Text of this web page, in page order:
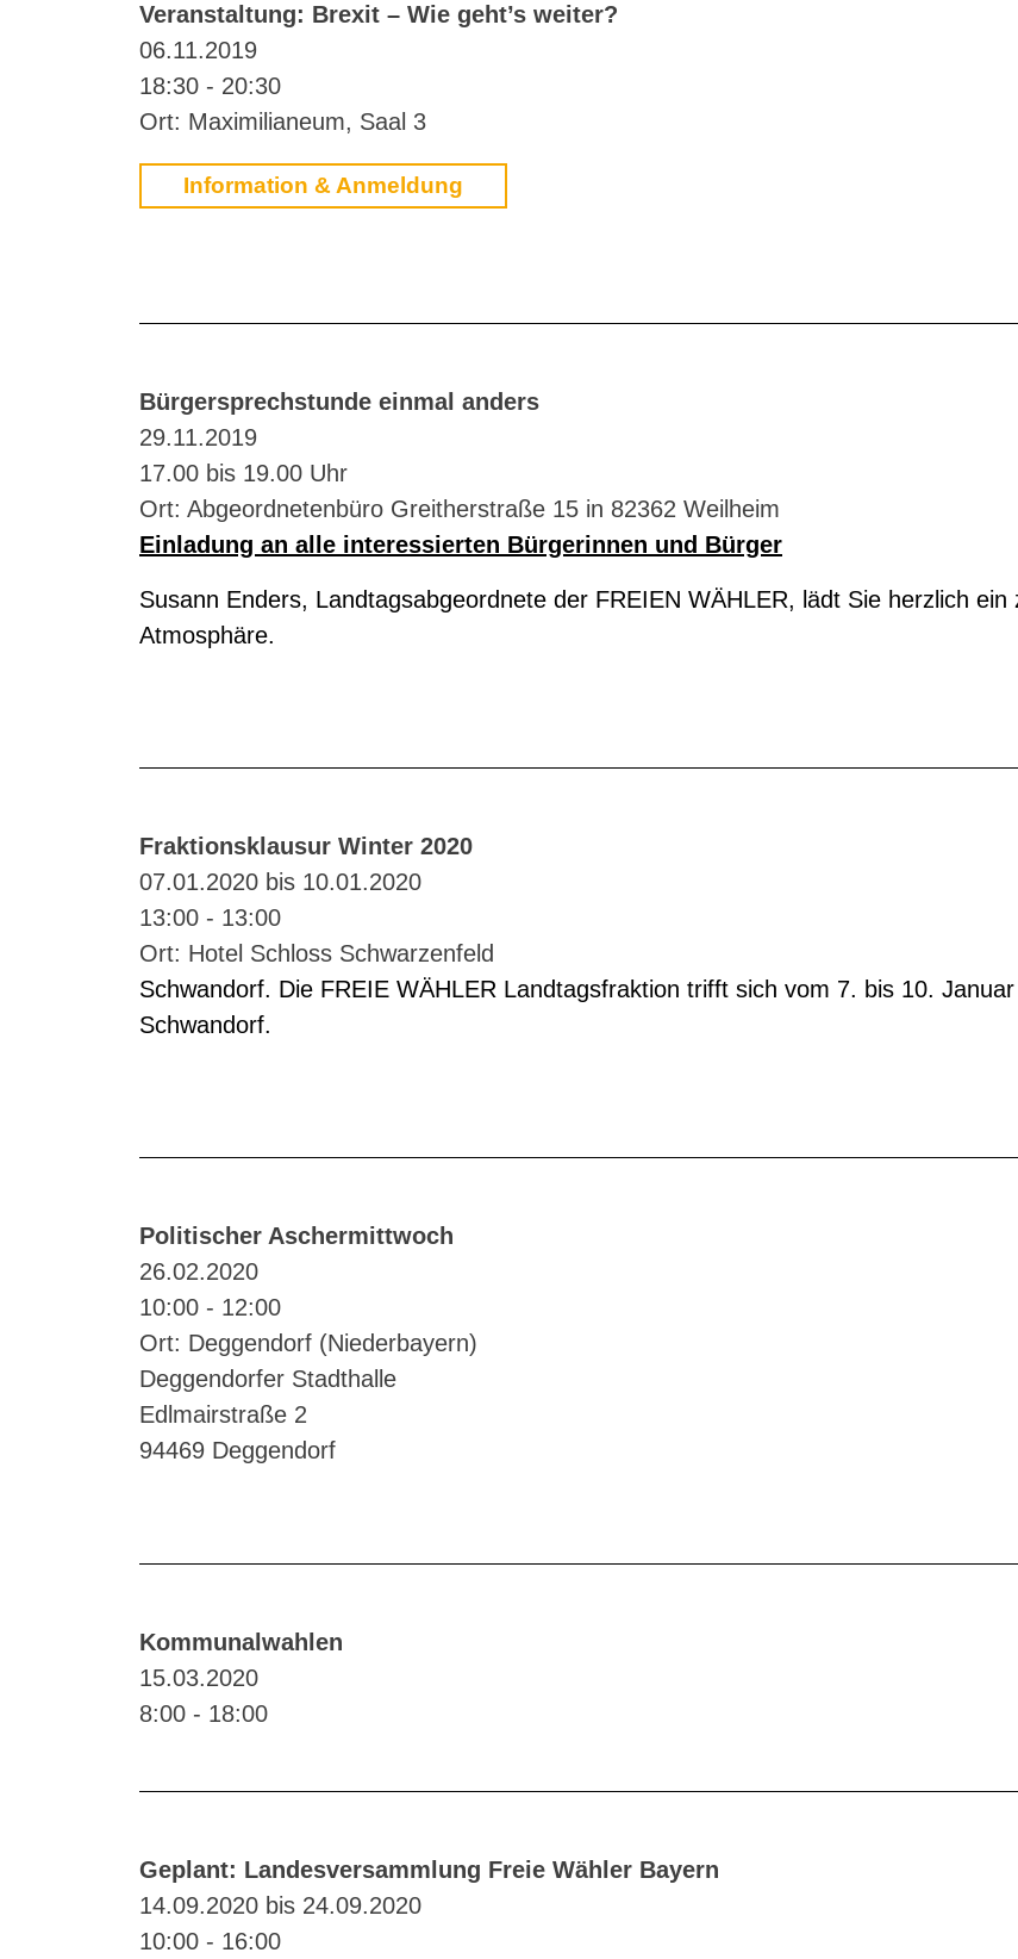
Veranstaltung: Brexit – Wie geht’s weiter?
06.11.2019
18:30 - 20:30
Ort: Maximilianeum, Saal 3
Information & Anmeldung
Bürgersprechstunde einmal anders
29.11.2019
17.00 bis 19.00 Uhr
Ort: Abgeordnetenbüro Greitherstraße 15 in 82362 Weilheim
Einladung an alle interessierten Bürgerinnen und Bürger
Susann Enders, Landtagsabgeordnete der FREIEN WÄHLER, lädt Sie herzlich
Atmosphäre.
Fraktionsklausur Winter 2020
07.01.2020 bis 10.01.2020
13:00 - 13:00
Ort: Hotel Schloss Schwarzenfeld
Schwandorf. Die FREIE WÄHLER Landtagsfraktion trifft sich vom 7. bis 10.
Schwandorf.
Politischer Aschermittwoch
26.02.2020
10:00 - 12:00
Ort: Deggendorf (Niederbayern)
Deggendorfer Stadthalle
Edlmairstraße 2
94469 Deggendorf
Kommunalwahlen
15.03.2020
8:00 - 18:00
Geplant: Landesversammlung Freie Wähler Bayern
14.09.2020 bis 24.09.2020
10:00 - 16:00